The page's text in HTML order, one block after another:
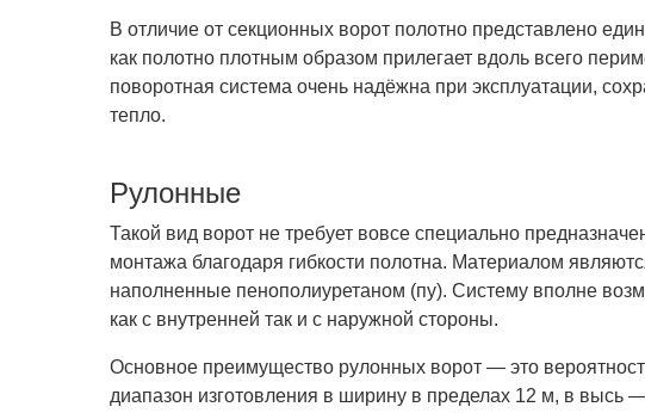
В отличие от секционных ворот полотно представлено
как полотно плотным образом прилегает вдоль всего
поворотная система очень надёжна при эксплуатации,
тепло.
Рулонные
Такой вид ворот не требует вовсе специально
монтажа благодаря гибкости полотна. Материалом
наполненные пенополиуретаном (пу). Систему вполне
как с внутренней так и с наружной стороны.
Основное преимущество рулонных ворот — это
диапазон изготовления в ширину в пределах 12 м, в высь